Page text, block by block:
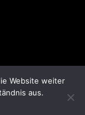
Website weiter
aus.